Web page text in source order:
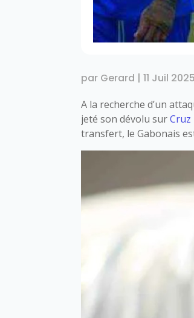
par Gerard |11 Juil 2025
A la recherche d’un
jeté son dévolu sur
transfert, le Gabonais